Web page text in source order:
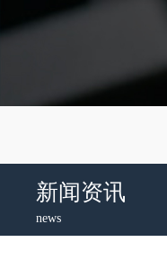
新闻资讯
news